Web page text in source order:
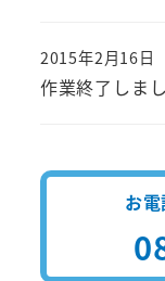
作業終了しま
投稿日
2015年2月16日
お